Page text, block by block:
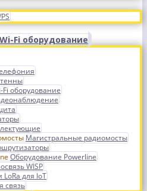
Fi оборудование
Fi оборудование
Магистральные радиомосты
Оборудование Powerline
WISP
LoRa для IoT
связь